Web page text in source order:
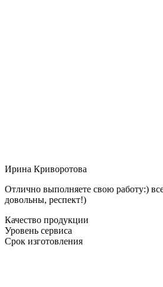
Ирина Криворотова
Отлично выполняете свою работу:)
довольны, респект!)
Качество продукции
Уровень сервиса
Срок изготовления